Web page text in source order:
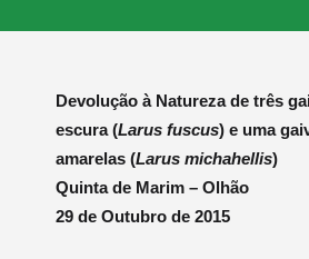
Devolução à Natureza de três
escura (Larus fuscus) e uma
amarelas (Larus michahellis)
Quinta de Marim – Olhão
29 de Outubro de 2015